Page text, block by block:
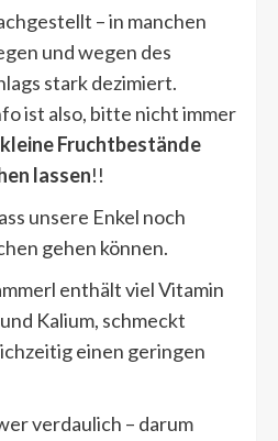
– in manchen
und wegen des
stark dezimiert.
ist also, bitte nicht immer
kleine Fruchtbestände
lassen!!
unsere Enkel noch
gehen können.
enthält viel Vitamin
Kalium, schmeckt
einen geringen
verdaulich – darum